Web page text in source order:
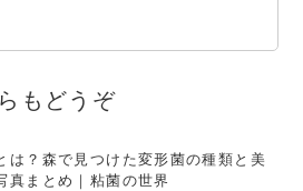
もどうぞ
は？森で見つけた変形菌の種類と美
真まとめ｜粘菌の世界